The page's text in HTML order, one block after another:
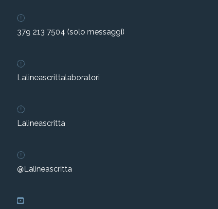
379 213 7504 (solo messaggi)
Lalineascrittalaboratori
Lalineascritta
@Lalineascritta